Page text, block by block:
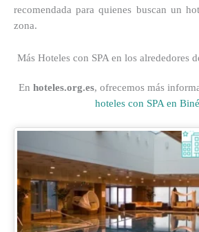
recomendada para quienes buscan un
zona.
Más Hoteles con SPA en los alrededores
En hoteles.org.es, ofrecemos más
hoteles con SPA en